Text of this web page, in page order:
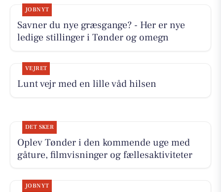
JOBNYT
Savner du nye græsgange? - Her er nye
ledige stillinger i Tønder og omegn
VEJRET
Lunt vejr med en lille våd hilsen
DET SKER
Oplev Tønder i den kommende uge med
gåture, filmvisninger og fællesaktiviteter
JOBNYT